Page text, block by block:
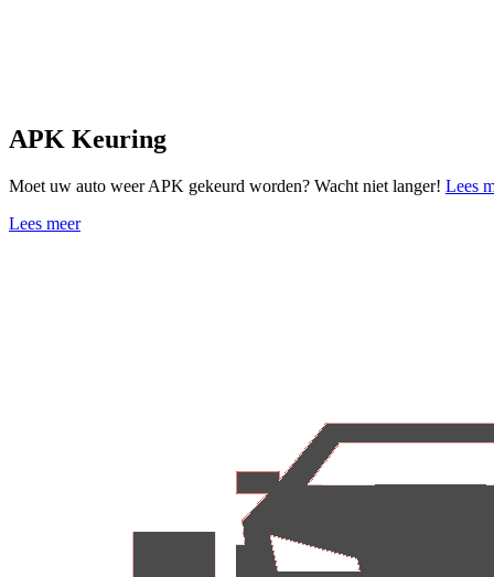
APK Keuring
Moet uw auto weer APK gekeurd worden? Wacht niet langer! Lees
Lees meer